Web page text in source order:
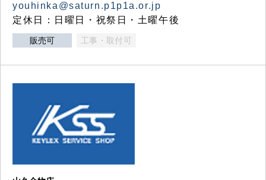
youhinka@saturn.p1p1a.or.jp
定休日：日曜日・祝祭日・土曜午後
販売可 工事・取付可